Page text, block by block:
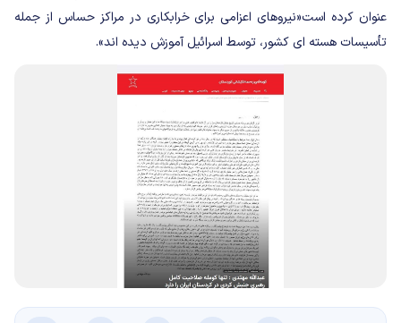
عنوان کرده است«نیروهای اعزامی برای خرابکاری در مراکز حساس از جمله
تأسیسات هسته ای کشور، توسط اسرائیل آموزش دیده اند».